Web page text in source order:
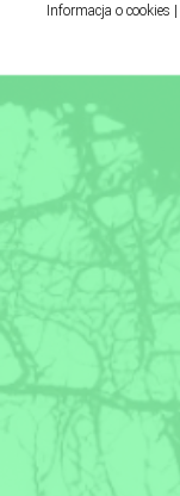
Informacja o cookies |